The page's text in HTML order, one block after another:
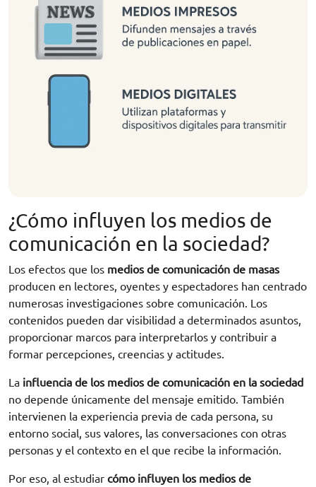
¿Cómo influyen los medios de
comunicación en la sociedad?
Los efectos que los medios de comunicación de masas
producen en lectores, oyentes y espectadores han centrado
numerosas investigaciones sobre comunicación. Los
contenidos pueden dar visibilidad a determinados asuntos,
proporcionar marcos para interpretarlos y contribuir a
formar percepciones, creencias y actitudes.
La influencia de los medios de comunicación en la sociedad
no depende únicamente del mensaje emitido. También
intervienen la experiencia previa de cada persona, su
entorno social, sus valores, las conversaciones con otras
personas y el contexto en el que recibe la información.
Por eso, al estudiar cómo influyen los medios de